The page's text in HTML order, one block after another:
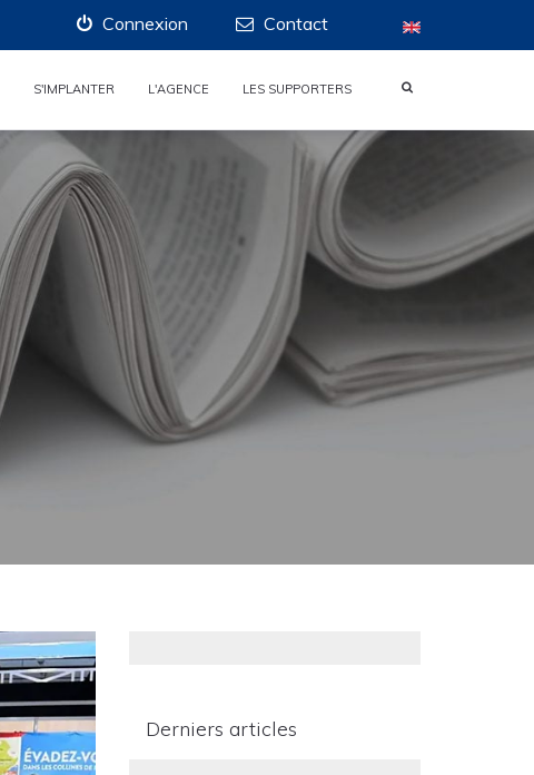
Connexion Contact
S'IMPLANTER L'AGENCE LES SUPPORTERS
Derniers articles